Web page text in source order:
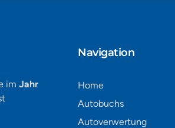
im Jahr
Navigation​
Home
Autobuchs
Autoverwertung